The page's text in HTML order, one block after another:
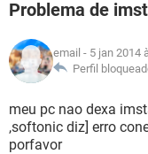
INSTAGRAM
GUIA DE COMPRAS
INSTAGRAM
GUIA DE COMPRAS
JOGOS
CELULAR
OUTLOOK
GUIA DE COMPRAS
JOGOS
CELULAR
OUTLOOK
INSTAGRAM
GLOSSÁRIO
CELULAR
Problema de
email - 5 jan 2014
Perfil
meu pc nao dexa
,softonic diz] erro
porfavor